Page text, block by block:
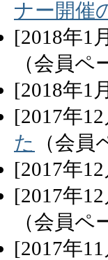
ナー開催
[2018年1 月
（会員ペ
[2018年1 月
[2017年12
た
（会員
[2017年12
[2017年12
（会員ペ
[2017年11